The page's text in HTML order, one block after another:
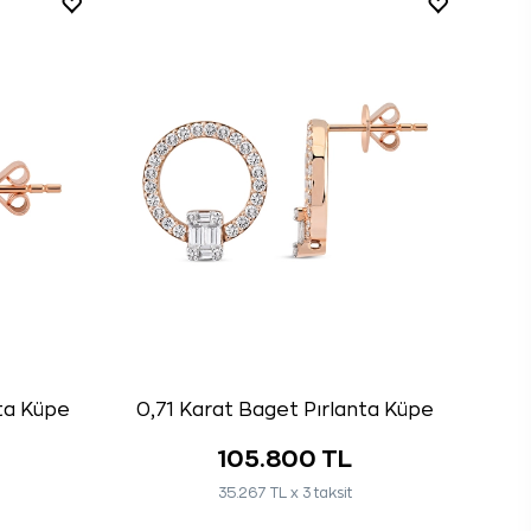
Küpe 0,71 Karat Baget Pırlanta Küpe
105.800 TL
35.267 TL x 3 taksit